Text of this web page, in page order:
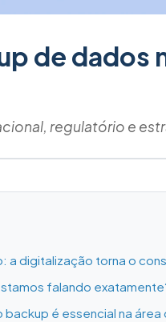
de dados
regulatório e
a digitalização torna o
falando
backup é essencial na área